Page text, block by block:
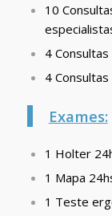
10
4
4 Consultas
Exames:
1 Holter
1 Mapa
1 Teste